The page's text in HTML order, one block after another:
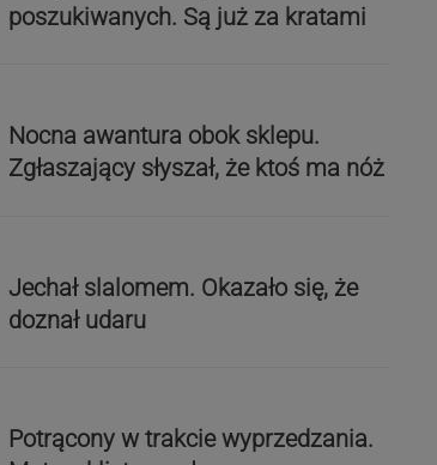
poszukiwanych. Są już za kratami
Nocna awantura obok sklepu.
Zgłaszający słyszał, że ktoś ma nóż
Jechał slalomem. Okazało się, że
doznał udaru
Potrącony w trakcie wyprzedzania.